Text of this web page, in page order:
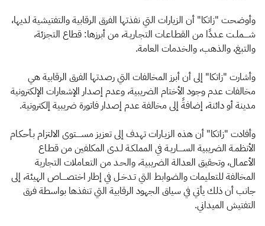
وأوضحت "زاتكا" أن الزيارات التي نفذتها الفرق الرقابية والتفتيشية لديها،
شــــملـت عـددًا من القطـاعـات التجـاريـة، من أبرزها: قطاع التجزئة،
والتبغ، والذهب، والخدمات العامة.
وأشارت "زاتكا" إلى أن أبرز المخالفات التي رصدتها الفرق الرقابية هي
مخالفات عدم وجود الأختام الضريبية، وعدم إصدار الإشعارات الإلكترونية
مدينة أو دائنة، إضافةً إلى مخالفة عدم إصدار فاتورة ضريبية إلكترونية.
وأفادت "زاتكا" أن هذه الزيـارات تهدف إلى تعزيز مســــتوى الالتزام بـأحكـام
الأنظمـة الضريبية الســــاريـة في المملكـة لـدى المكلفين من قطـاع
الأعمـال، وتحقيق العدالة الضريبية، والحـد من التعـاملات التجارية
المخالفة للتعليمات والضوابط التي تـدخـل في إطار اختصــــاص الهيئة، إلى
جانب أن ذلك يأتي في سياق الجهود الرقابية التي تنفذها بواسطة فرق
التفتيش الميداني.